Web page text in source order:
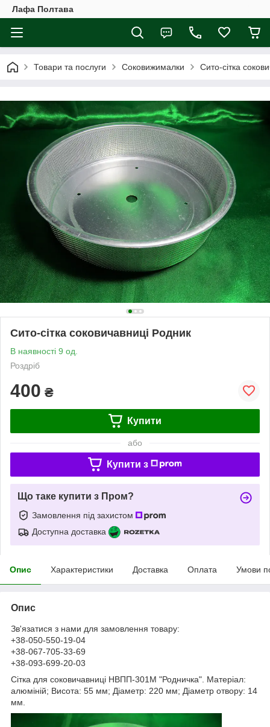
Лафа Полтава
Товари та послуги Соковижималки Сито-сітка
Сито-сітка соковичавниці Родник
В наявності 9 од.
Роздріб
400 ₴
Купити
або
Купити з
Що таке купити з Пром?
Замовлення під захистом
Доступна доставка
Опис Характеристики Доставка Оплата Умови
Опис
Зв'язатися з нами для замовлення товару:
+38-050-550-19-04
+38-067-705-33-69
+38-093-699-20-03
Сітка для соковичавниці НВПП-301М "Родничка". Матеріал:
алюміній; Висота: 55 мм; Діаметр: 220 мм; Діаметр отвору: 14
мм.